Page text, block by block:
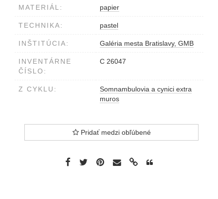
MATERIÁL: papier
TECHNIKA: pastel
INŠTITÚCIA: Galéria mesta Bratislavy, GMB
INVENTÁRNE
ČÍSLO:
C 26047
Z CYKLU:
Somnambulovia a cynici extra
muros
Pridať medzi obľúbené